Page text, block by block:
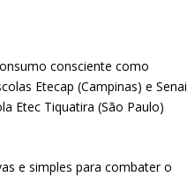
consciente como
Etecap (Campinas) e Senai
Etec Tiquatira (São Paulo)
e simples para combater o